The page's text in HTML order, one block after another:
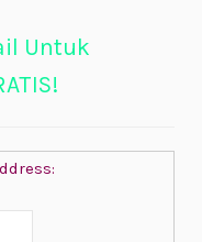
Untuk